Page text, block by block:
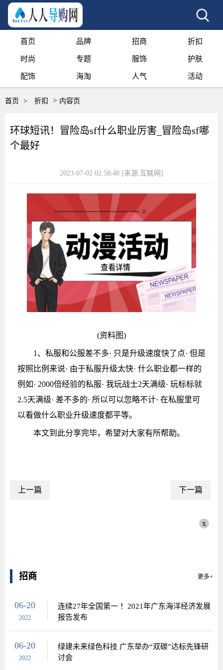
首页 品牌 招商 折扣
时尚 专题 服饰 护肤
配饰 海淘 人气 活动
首页 > 折扣 > 内容页
环球短讯！冒险岛sf什么职业厉害_冒险岛sf哪
个最好
2023-07-02 02:58:48 [来源:互联网]
(资料图)
1、私服和公服差不多· 只是升级速度快了点· 但是
按照比例来说· 由于私服升级太快· 什么职业都一样的
例如· 2000倍经验的私服· 我玩战士2天满级· 玩标标就
2.5天满级· 差不多的· 所以可以忽略不计· 在私服里可
以看做什么职业升级速度都平等。
本文到此分享完毕，希望对大家有所帮助。
上一篇 下一篇
x
招商 更多+
06-20
2022
连续27年全国第一 ！2021年广东海洋经济发展
报告发布
06-20
2022
绿建未来绿色科技 广东举办“双碳”达标先锋研
讨会